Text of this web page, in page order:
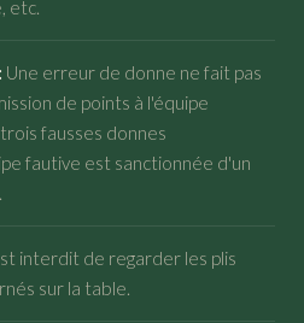
etc.
Une erreur de donne ne fait pas
de points à l'équipe
fausses donnes
fautive est sanctionnée d'un
interdit de regarder les plis
sur la table.